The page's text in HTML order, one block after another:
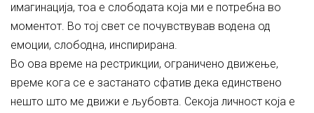
имагинација, тоа е слободата која ми е потребна во
моментот. Во тој свет се почувствував водена од
емоции, слободна, инспирирана.
Во ова време на рестрикции, ограничено движење,
време кога се е застанато сфатив дека единствено
нешто што ме движи е љубовта. Секоја личност која е